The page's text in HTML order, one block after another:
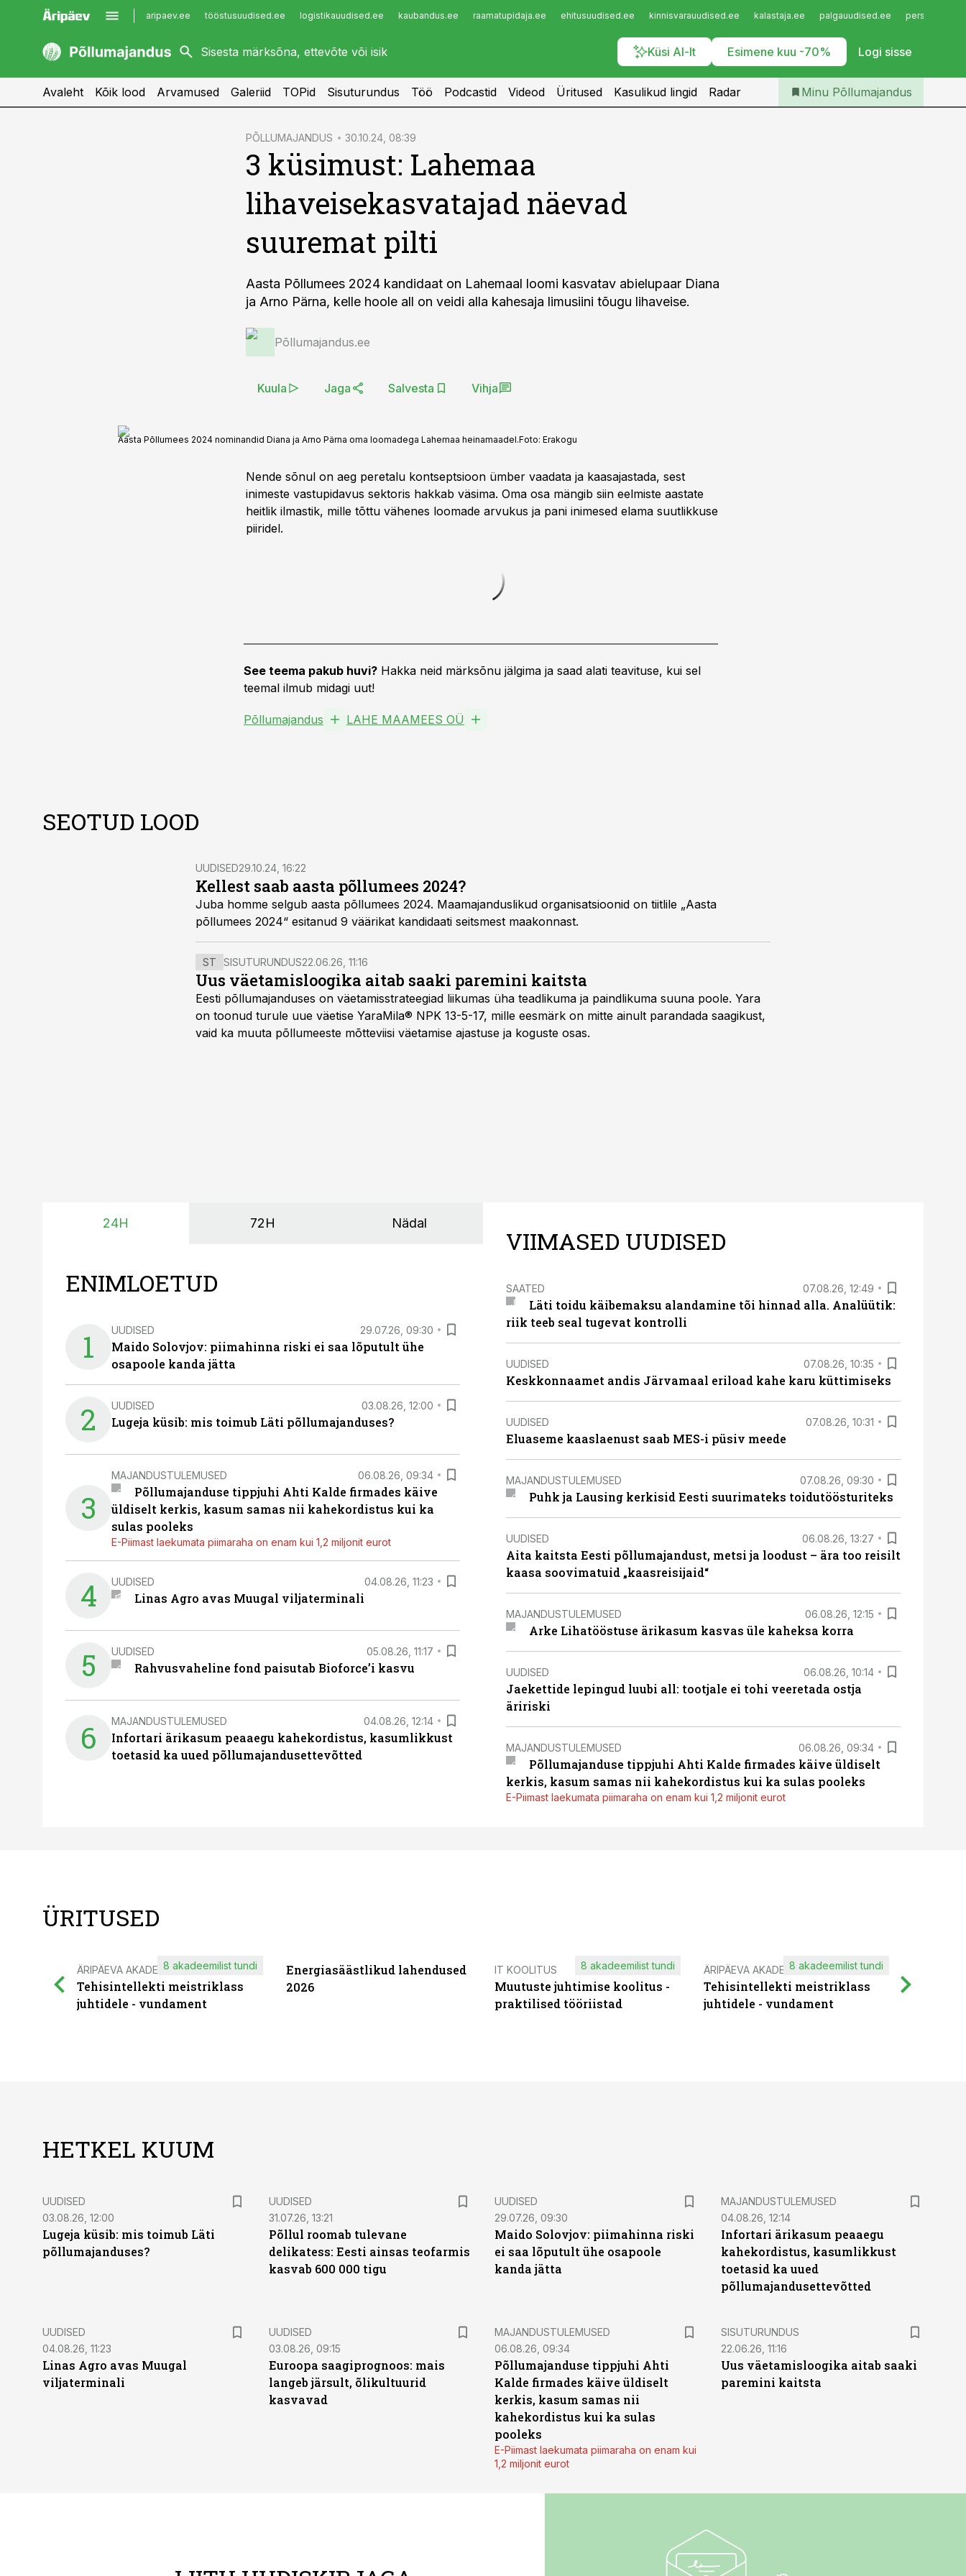
aripaev.ee tööstusuudised.ee logistikauudised.ee kaubandus.ee raamatupidaja.ee ehitusuudised.ee kinnisvarauudised.ee kalastaja.ee palgauudised.ee
Küsi AI-lt Esimene kuu -70% Logi sisse
kaubandus.ee
kinnisvarauudised.ee
imelineajalugu.ee
Infopank
Iseteenindus
Telli Põllumajandus
Avaleht Kõik lood Arvamused Galeriid TOPid Sisuturundus Töö Podcastid Videod Üritused Kasulikud lingid Radar Minu Põllumajandus
PÕLLUMAJANDUS 30.10.24, 08:39
3 küsimust: Lahemaa
lihaveisekasvatajad näevad
suuremat pilti
Aasta Põllumees 2024 kandidaat on Lahemaal loomi kasvatav abielupaar Diana
ja Arno Pärna, kelle hoole all on veidi alla kahesaja limusiini tõugu lihaveise.
Põllumajandus.ee
Kuula Jaga Salvesta Vihja
Aasta Põllumees 2024 nominandid Diana ja Arno Pärna oma loomadega Lahemaa heinamaadel.Foto: Erakogu
Nende sõnul on aeg peretalu kontseptsioon ümber vaadata ja kaasajastada, sest
inimeste vastupidavus sektoris hakkab väsima. Oma osa mängib siin eelmiste aastate
heitlik ilmastik, mille tõttu vähenes loomade arvukus ja pani inimesed elama suutlikkuse
piiridel.
See teema pakub huvi? Hakka neid märksõnu jälgima ja saad alati teavituse, kui sel
teemal ilmub midagi uut!
Põllumajandus LAHE MAAMEES OÜ
SEOTUD LOOD
UUDISED29.10.24, 16:22
Kellest saab aasta põllumees 2024?
Juba homme selgub aasta põllumees 2024. Maamajanduslikud organisatsioonid on tiitlile „Aasta
põllumees 2024“ esitanud 9 väärikat kandidaati seitsmest maakonnast.
ST SISUTURUNDUS22.06.26, 11:16
Uus väetamisloogika aitab saaki paremini kaitsta
Eesti põllumajanduses on väetamisstrateegiad liikumas üha teadlikuma ja paindlikuma suuna poole. Yara
on toonud turule uue väetise YaraMila® NPK 13-5-17, mille eesmärk on mitte ainult parandada saagikust,
vaid ka muuta põllumeeste mõtteviisi väetamise ajastuse ja koguste osas.
24H 72H Nädal
ENIMLOETUD
1 UUDISED 29.07.26, 09:30
Maido Solovjov: piimahinna riski ei saa lõputult ühe
osapoole kanda jätta
2 UUDISED 03.08.26, 12:00
Lugeja küsib: mis toimub Läti põllumajanduses?
3
MAJANDUSTULEMUSED 06.08.26, 09:34
Põllumajanduse tippjuhi Ahti Kalde firmades käive
üldiselt kerkis, kasum samas nii kahekordistus kui ka
sulas pooleks
E-Piimast laekumata piimaraha on enam kui 1,2 miljonit eurot
4 UUDISED 04.08.26, 11:23
Linas Agro avas Muugal viljaterminali
5 UUDISED 05.08.26, 11:17
Rahvusvaheline fond paisutab Bioforce’i kasvu
6 MAJANDUSTULEMUSED 04.08.26, 12:14
Infortari ärikasum peaaegu kahekordistus, kasumlikkust
toetasid ka uued põllumajandusettevõtted
VIIMASED UUDISED
SAATED 07.08.26, 12:49
Läti toidu käibemaksu alandamine tõi hinnad alla. Analüütik:
riik teeb seal tugevat kontrolli
UUDISED 07.08.26, 10:35
Keskkonnaamet andis Järvamaal eriload kahe karu küttimiseks
UUDISED 07.08.26, 10:31
Eluaseme kaaslaenust saab MES-i püsiv meede
MAJANDUSTULEMUSED 07.08.26, 09:30
Puhk ja Lausing kerkisid Eesti suurimateks toidutöösturiteks
UUDISED 06.08.26, 13:27
Aita kaitsta Eesti põllumajandust, metsi ja loodust – ära too reisilt
kaasa soovimatuid „kaasreisijaid“
MAJANDUSTULEMUSED 06.08.26, 12:15
Arke Lihatööstuse ärikasum kasvas üle kaheksa korra
UUDISED 06.08.26, 10:14
Jaekettide lepingud luubi all: tootjale ei tohi veeretada ostja
äririski
MAJANDUSTULEMUSED 06.08.26, 09:34
Põllumajanduse tippjuhi Ahti Kalde firmades käive üldiselt
kerkis, kasum samas nii kahekordistus kui ka sulas pooleks
E-Piimast laekumata piimaraha on enam kui 1,2 miljonit eurot
ÜRITUSED
ÄRIPÄEVA AKADEEMIA
Tehisintellekti meistriklass
juhtidele - vundament
8 akadeemilist tundi
Energiasäästlikud lahendused
2026
IT KOOLITUS
Muutuste juhtimise koolitus -
praktilised tööriistad
8 akadeemilist tundi ÄRIPÄEVA AKADEEMIA
Tehisintellekti meistriklass
juhtidele - vundament
8 akadeemilist tundi
HETKEL KUUM
UUDISED
03.08.26, 12:00
Lugeja küsib: mis toimub Läti
põllumajanduses?
UUDISED
31.07.26, 13:21
Põllul roomab tulevane
delikatess: Eesti ainsas teofarmis
kasvab 600 000 tigu
UUDISED
29.07.26, 09:30
Maido Solovjov: piimahinna riski
ei saa lõputult ühe osapoole
kanda jätta
MAJANDUSTULEMUSED
04.08.26, 12:14
Infortari ärikasum peaaegu
kahekordistus, kasumlikkust
toetasid ka uued
põllumajandusettevõtted
UUDISED
04.08.26, 11:23
Linas Agro avas Muugal
viljaterminali
UUDISED
03.08.26, 09:15
Euroopa saagiprognoos: mais
langeb järsult, õlikultuurid
kasvavad
MAJANDUSTULEMUSED
06.08.26, 09:34
Põllumajanduse tippjuhi Ahti
Kalde firmades käive üldiselt
kerkis, kasum samas nii
kahekordistus kui ka sulas
pooleks
E-Piimast laekumata piimaraha on enam kui
1,2 miljonit eurot
ST
SISUTURUNDUS
22.06.26, 11:16
Uus väetamisloogika aitab saaki
paremini kaitsta